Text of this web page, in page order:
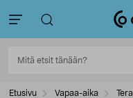
Etusivu Vapaa-aika